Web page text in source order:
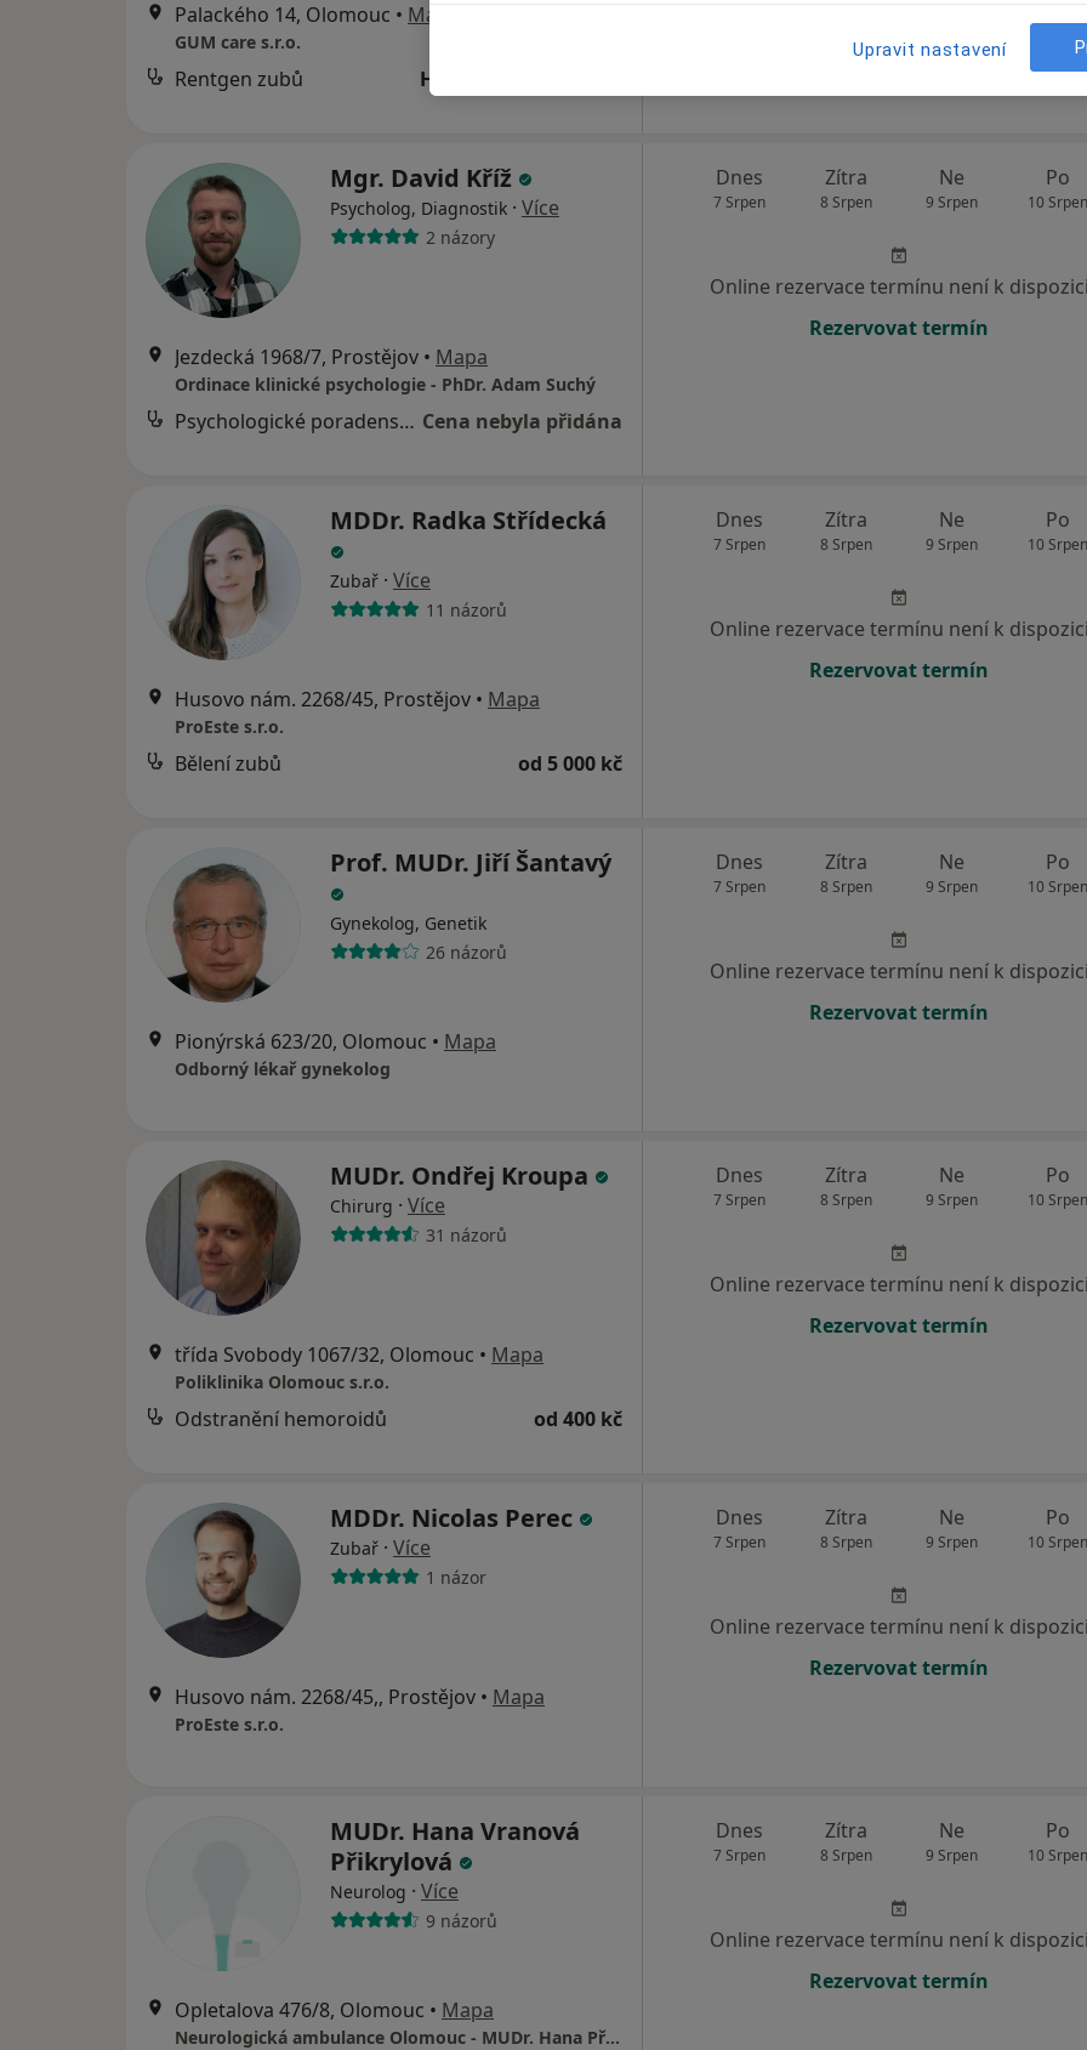
Palackého 14, Olomouc • Mapa
GUM care s.r.o.
Rentgen zubů Hrazeno pojišťovnou
Mgr. David Kříž
Psycholog, Diagnostik · Více
2 názory
Jezdecká 1968/7, Prostějov • Mapa
Ordinace klinické psychologie - PhDr. Adam Suchý
Psychologické poradenství Cena nebyla přidána
Dnes
7 Srpen
Zítra
8 Srpen
Ne
9 Srpen
Po
10 Srpen
Online rezervace termínu není k dispozici
Rezervovat termín
MDDr. Radka Střídecká
Zubař · Více
11 názorů
Husovo nám. 2268/45, Prostějov • Mapa
ProEste s.r.o.
Bělení zubů od 5 000 kč
Dnes
7 Srpen
Zítra
8 Srpen
Ne
9 Srpen
Po
10 Srpen
Online rezervace termínu není k dispozici
Rezervovat termín
Prof. MUDr. Jiří Šantavý
Gynekolog, Genetik
26 názorů
Pionýrská 623/20, Olomouc • Mapa
Odborný lékař gynekolog
Dnes
7 Srpen
Zítra
8 Srpen
Ne
9 Srpen
Po
10 Srpen
Online rezervace termínu není k dispozici
Rezervovat termín
MUDr. Ondřej Kroupa
Chirurg · Více
31 názorů
třída Svobody 1067/32, Olomouc • Mapa
Poliklinika Olomouc s.r.o.
Odstranění hemoroidů od 400 kč
Dnes
7 Srpen
Zítra
8 Srpen
Ne
9 Srpen
Po
10 Srpen
Online rezervace termínu není k dispozici
Rezervovat termín
MDDr. Nicolas Perec
Zubař · Více
1 názor
Husovo nám. 2268/45,, Prostějov • Mapa
ProEste s.r.o.
Dnes
7 Srpen
Zítra
8 Srpen
Ne
9 Srpen
Po
10 Srpen
Online rezervace termínu není k dispozici
Rezervovat termín
MUDr. Hana Vranová
Přikrylová
Neurolog · Více
9 názorů
Opletalova 476/8, Olomouc • Mapa
Neurologická ambulance Olomouc - MUDr. Hana Přikrylová Vranová, Ph.D.
Dnes
7 Srpen
Zítra
8 Srpen
Ne
9 Srpen
Po
10 Srpen
Online rezervace termínu není k dispozici
Rezervovat termín
Upravit nastavení